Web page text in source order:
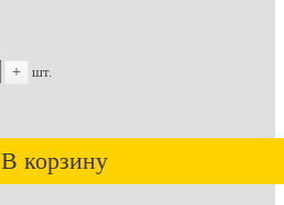
+ шт.
В корзину